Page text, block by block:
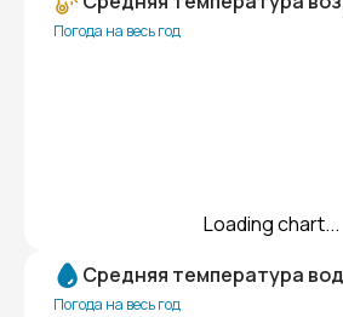
Погода на весь год
Loading chart...
Средняя температура
Погода на весь год